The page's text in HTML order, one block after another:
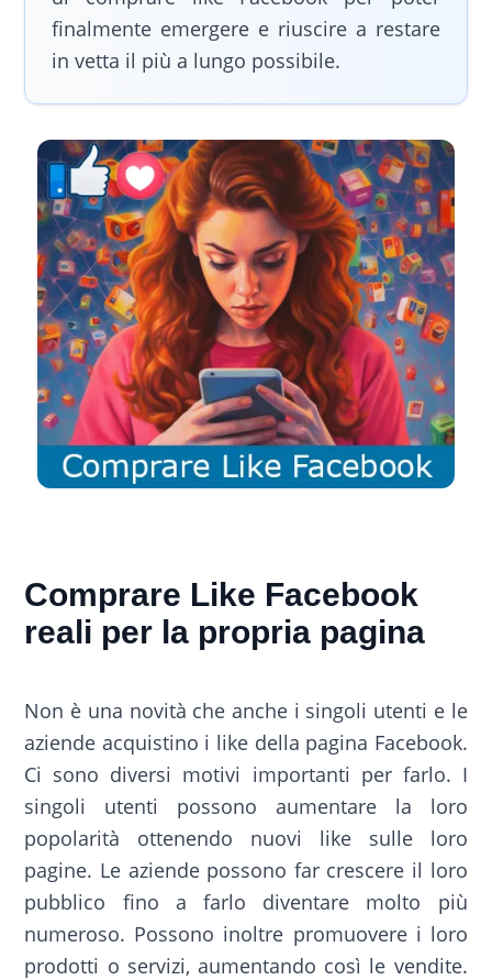
finalmente emergere e riuscire a restare
in vetta il più a lungo possibile.
Comprare Like Facebook
reali per la propria pagina
Non è una novità che anche i singoli utenti e le
aziende acquistino i like della pagina Facebook.
Ci sono diversi motivi importanti per farlo. I
singoli utenti possono aumentare la loro
popolarità ottenendo nuovi like sulle loro
pagine. Le aziende possono far crescere il loro
pubblico fino a farlo diventare molto più
numeroso. Possono inoltre promuovere i loro
prodotti o servizi, aumentando così le vendite.